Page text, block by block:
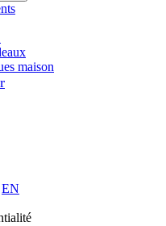
Notre
qui
goûte
bons.
Toujours
prêts
maison
EN